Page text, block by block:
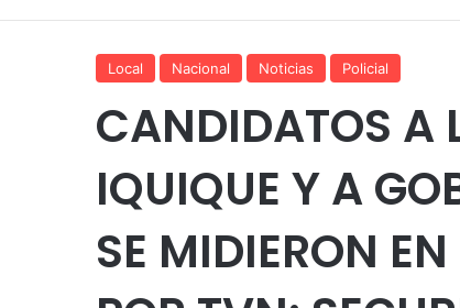
Local Nacional Noticias Policial
CANDIDATOS A
IQUIQUE Y A
SE MIDIERON